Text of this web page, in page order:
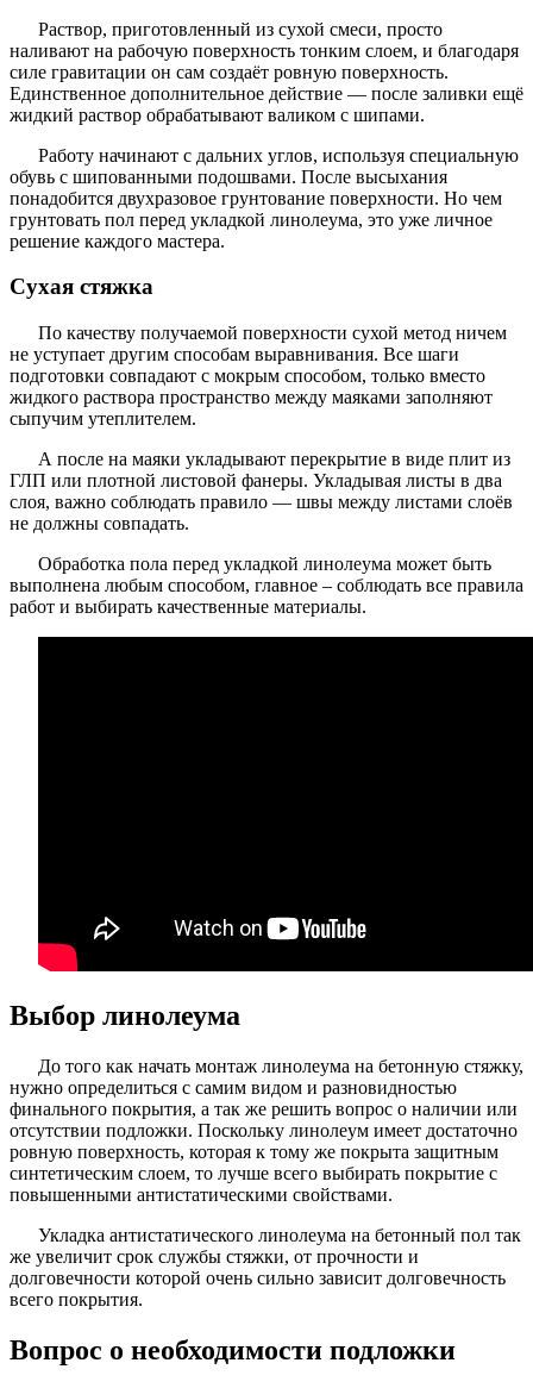
Раствор, приготовленный из сухой смеси, просто
наливают на рабочую поверхность тонким слоем, и благодаря
силе гравитации он сам создаёт ровную поверхность.
Единственное дополнительное действие — после заливки ещё
жидкий раствор обрабатывают валиком с шипами.
Работу начинают с дальних углов, используя специальную
обувь с шипованными подошвами. После высыхания
понадобится двухразовое грунтование поверхности. Но чем
грунтовать пол перед укладкой линолеума, это уже личное
решение каждого мастера.
Сухая стяжка
По качеству получаемой поверхности сухой метод ничем
не уступает другим способам выравнивания. Все шаги
подготовки совпадают с мокрым способом, только вместо
жидкого раствора пространство между маяками заполняют
сыпучим утеплителем.
А после на маяки укладывают перекрытие в виде плит из
ГЛП или плотной листовой фанеры. Укладывая листы в два
слоя, важно соблюдать правило — швы между листами слоёв
не должны совпадать.
Обработка пола перед укладкой линолеума может быть
выполнена любым способом, главное – соблюдать все правила
работ и выбирать качественные материалы.
Выбор линолеума
До того как начать монтаж линолеума на бетонную стяжку,
нужно определиться с самим видом и разновидностью
финального покрытия, а так же решить вопрос о наличии или
отсутствии подложки. Поскольку линолеум имеет достаточно
ровную поверхность, которая к тому же покрыта защитным
синтетическим слоем, то лучше всего выбирать покрытие с
повышенными антистатическими свойствами.
Укладка антистатического линолеума на бетонный пол так
же увеличит срок службы стяжки, от прочности и
долговечности которой очень сильно зависит долговечность
всего покрытия.
Вопрос о необходимости подложки